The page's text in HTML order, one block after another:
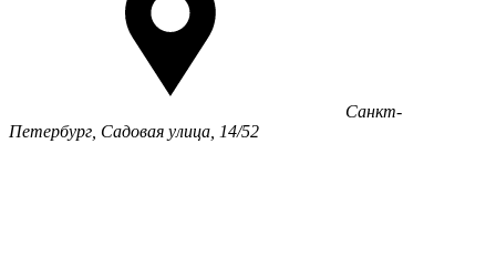
Санкт-
Петербург, Садовая улица, 14/52